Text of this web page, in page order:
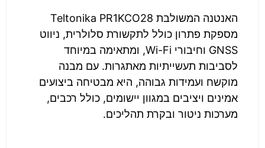
האנטנה המשולבת Teltonika PR1KCO28
מספקת פתרון כולל לתקשורת סלולרית, ניווט
GNSS וחיבורי Wi-Fi, ומתאימה במיוחד
לסביבות תעשייתיות מאתגרות. עם מבנה
מוקשח ועמידות גבוהה, היא מבטיחה ביצועים
אמינים ויציבים במגוון יישומים, כולל רכבים,
מערכות ניטור ובקרת תהליכים.